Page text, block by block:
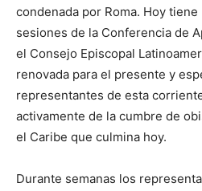
condenada por Roma. Hoy
sesiones de la Conferencia de
el Consejo Episcopal
renovada para el presente y
representantes de esta
activamente de la cumbre de
el Caribe que culmina hoy.
Durante semanas los